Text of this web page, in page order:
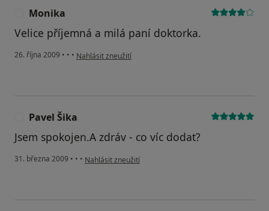
Monika
Velice příjemná a milá paní doktorka.
26. října 2009 • • • podle názoru uživatele Monika
Nahlásit zneužití
Pavel Šika
Jsem spokojen.A zdráv - co víc dodat?
31. března 2009 • • • podle názoru uživatele Pavel Šika
Nahlásit zneužití